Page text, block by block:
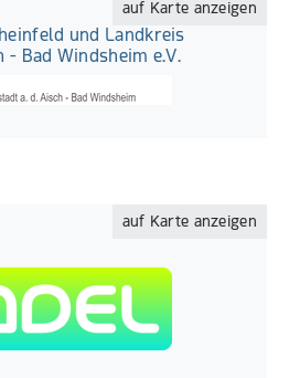
auf Karte anzeigen
und Landkreis
- Bad Windsheim e.V.
auf Karte anzeigen